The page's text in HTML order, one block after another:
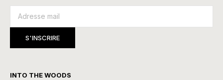
INTO THE WOODS